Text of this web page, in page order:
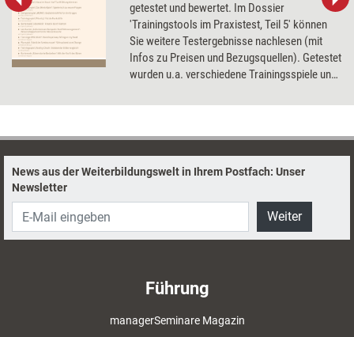
getestet und bewertet. Im Dossier
'Trainingstools im Praxistest, Teil 5' können
Sie weitere Testergebnisse nachlesen (mit
Infos zu Preisen und Bezugsquellen). Getestet
wurden u.a. verschiedene Trainingsspiele und
Präsentationstool.
News aus der Weiterbildungswelt in Ihrem Postfach: Unser
Newsletter
Weiter
Führung
managerSeminare Magazin